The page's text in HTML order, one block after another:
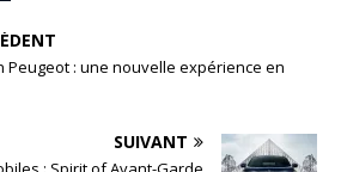
Peugeot : une nouvelle expérience en
SUIVANT